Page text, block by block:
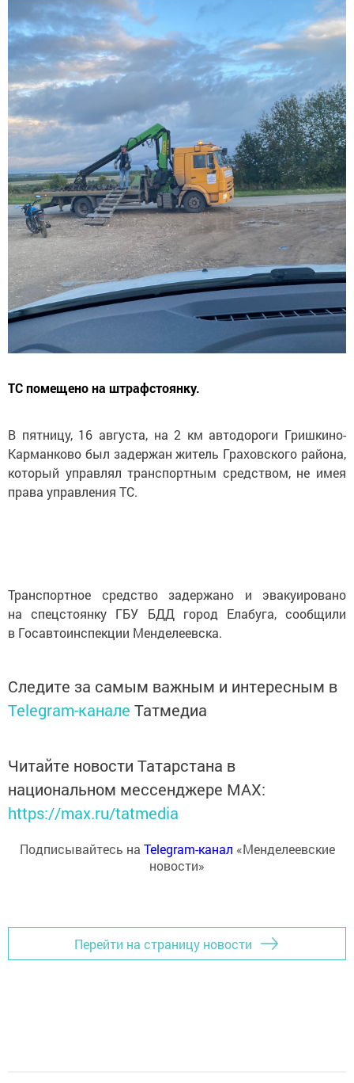
ТС помещено на штрафстоянку.
В пятницу, 16 августа, на 2 км автодороги Гришкино-
Карманково был задержан житель Граховского района,
который управлял транспортным средством, не имея
права управления ТС.
Транспортное средство задержано и эвакуировано
на спецстоянку ГБУ БДД город Елабуга, сообщили
в Госавтоинспекции Менделеевска.
Следите за самым важным и интересным в
Telegram-канале Татмедиа
Читайте новости Татарстана в
национальном мессенджере MАХ:
https://max.ru/tatmedia
Подписывайтесь на Telegram-канал «Менделеевские
новости»
Перейти на страницу новости